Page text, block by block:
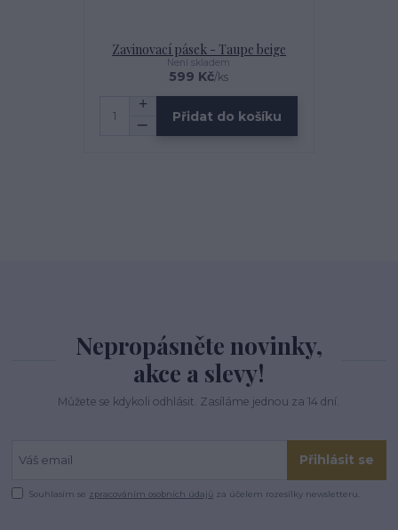
Zavinovací pásek - Taupe beige
599 Kč/ks
Není skladem
Přidat do košíku
Nepropásněte novinky,
akce a slevy!
Můžete se kdykoli odhlásit. Zasíláme jednou za 14 dní.
Přihlásit se
Souhlasím se zpracováním osobních údajů za účelem rozesílky newsletteru.